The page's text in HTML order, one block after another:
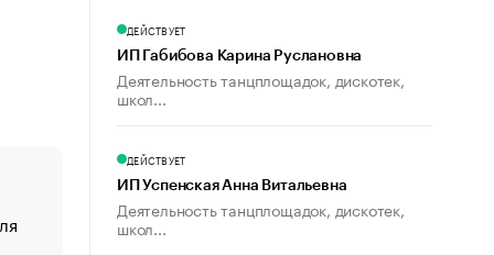
«От спорта тело стареет иначе». Как живет глава
создавшей GTA
ДЕЙСТВУЕТ
ИП Габибова Карина Руслановна
Деятельность танцплощадок, дискотек,
школ...
ДЕЙСТВУЕТ
ИП Успенская Анна Витальевна
Деятельность танцплощадок, дискотек,
школ...